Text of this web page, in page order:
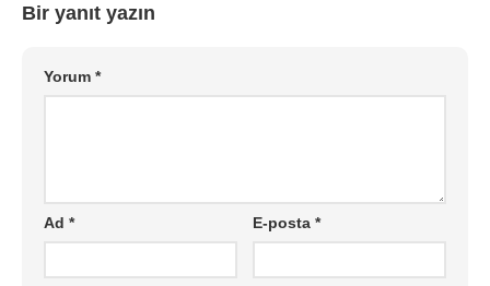
Bir yanıt yazın
Yorum *
Ad * E-posta*